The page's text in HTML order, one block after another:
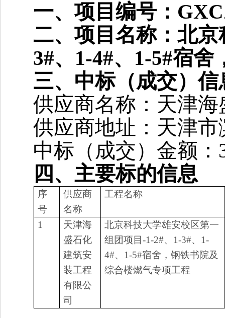
一、项目编号：
二、项目名称：北
3#、1-4#、1-5#宿
三、中标（成交）信
供应商名称：天津
供应商地址：天津
中标（成交）金额：
四、主要标的信息
序
号
供应商
名称
工程名称
1
天津海
盛石化
建筑安
装工程
有限公
司
北京科技大学雄安校区第一
组团项目-1-2#、1-3#、1-
4#、1-5#宿舍，钢铁书院及
综合楼燃气专项工程